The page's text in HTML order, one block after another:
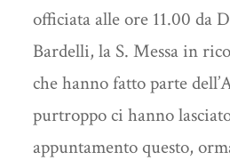
officiata alle ore 11.00 da
Bardelli, la S. Messa in
che hanno fatto parte
purtroppo ci hanno
appuntamento questo,